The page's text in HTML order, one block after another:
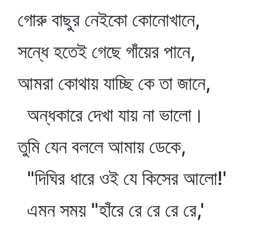
গোরু বাছুর নেইকো কোনোখানে,
সন্ধে হতেই গেছে গাঁয়ের পানে,
আমরা কোথায় যাচ্ছি কে তা জানে,
অন্ধকারে দেখা যায় না ভালো।
তুমি যেন বললে আমায় ডেকে,
"দিঘির ধারে ওই যে কিসের আলো!'
এমন সময় "হাঁরে রে রে রে রে,'